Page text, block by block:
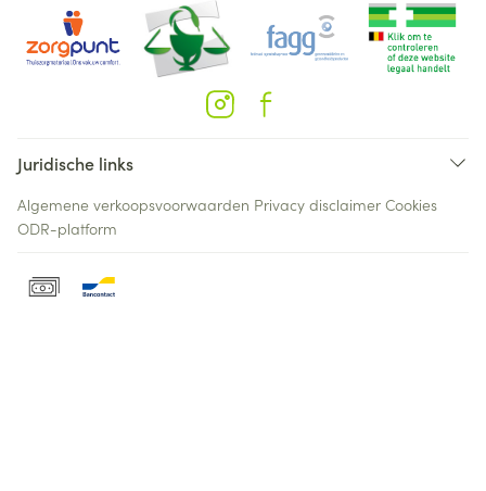
Juridische links
Algemene verkoopsvoorwaarden Privacy disclaimer Cookies
ODR-platform